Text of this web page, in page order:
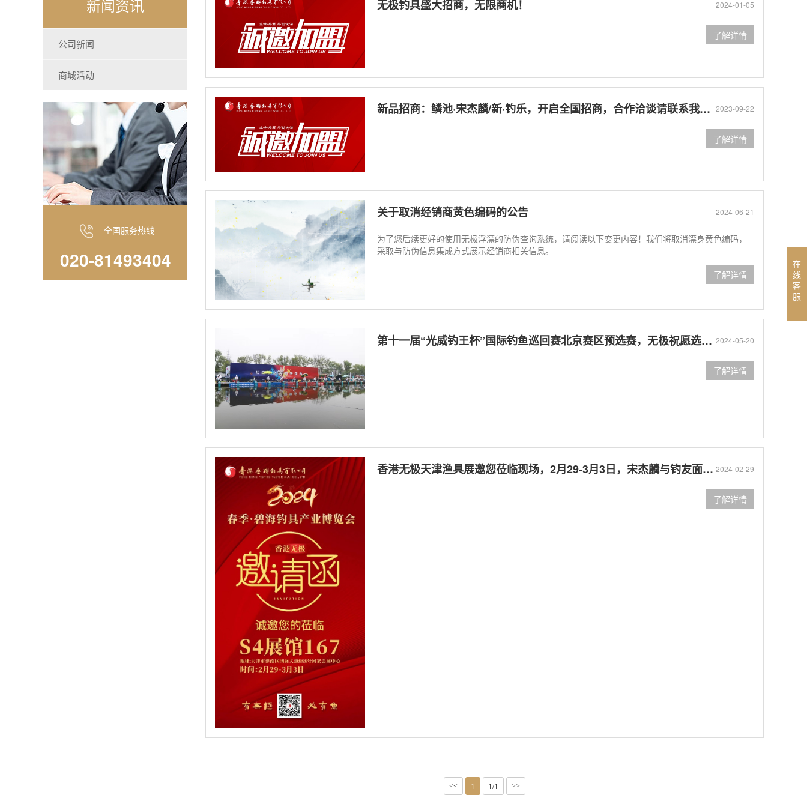
新闻资讯
公司新闻
商城活动
全国服务热线
020-81493404
2024-01-05
无极钓具盛大招商，无限商机！
了解详情
2023-09-22
新品招商：鳞池·宋杰麟/新·钓乐，开启全国招商，合作洽谈请联系我们！
了解详情
2024-06-21
关于取消经销商黄色编码的公告
为了您后续更好的使用无极浮漂的防伪查询系统，请阅读以下变更内容！我们将取消漂身黄色编码，
采取与防伪信息集成方式展示经销商相关信息。
了解详情
2024-05-20
第十一届“光威钓王杯”国际钓鱼巡回赛北京赛区预选赛，无极祝愿选手取得佳绩！
了解详情
2024-02-29
香港无极天津渔具展邀您莅临现场，2月29-3月3日，宋杰麟与钓友面对面！
了解详情
<< 1 1/1 >>
在
线
客
服